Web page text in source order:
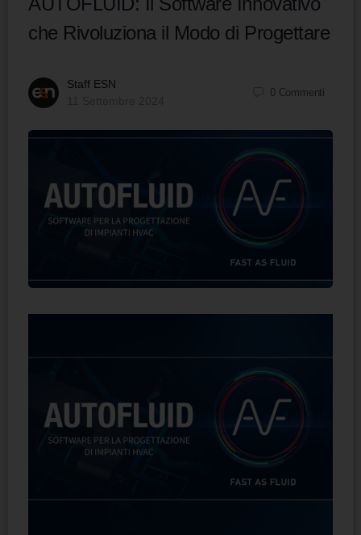
che Rivoluziona il Modo di Progettare
Staff ESN
0 Commenti